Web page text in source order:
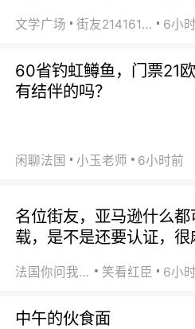
文学广场 街友21416156 6小
60省钓虹鳟鱼，门票21欧
有结伴的吗？
闲聊法国 小玉老师 6小时前
名位街友，亚马逊什么
载，是不是还要认证，很
法国你问我答 笑看红臣 6小
中午的伙食面